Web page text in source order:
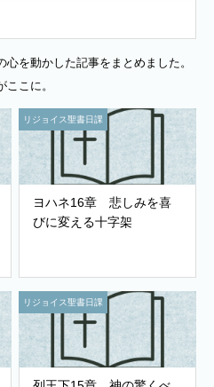
を動かした記事をまとめました。
こに。
リジョイス聖書日課
ヨハネ16章 悲しみを喜
びに変える十字架
リジョイス聖書日課